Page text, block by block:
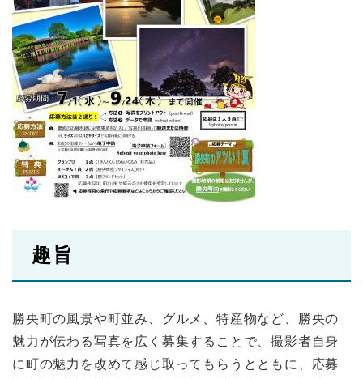
趣旨
勝央町の風景や町並み、グルメ、特産物など、勝央の
魅力が伝わる写真を広く募集することで、撮影者自身
に町の魅力を改めて感じ取ってもらうとともに、応募